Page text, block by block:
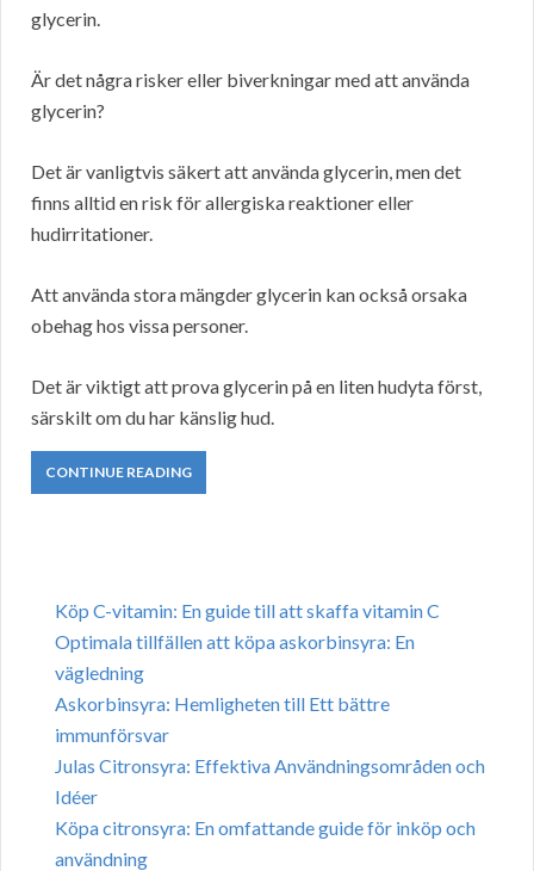
glycerin.
Är det några risker eller biverkningar med att använda
glycerin?
Det är vanligtvis säkert att använda glycerin, men det
finns alltid en risk för allergiska reaktioner eller
hudirritationer.
Att använda stora mängder glycerin kan också orsaka
obehag hos vissa personer.
Det är viktigt att prova glycerin på en liten hudyta först,
särskilt om du har känslig hud.
CONTINUE READING
Köp C-vitamin: En guide till att skaffa vitamin C
Optimala tillfällen att köpa askorbinsyra: En
vägledning
Askorbinsyra: Hemligheten till Ett bättre
immunförsvar
Julas Citronsyra: Effektiva Användningsområden och
Idéer
Köpa citronsyra: En omfattande guide för inköp och
användning